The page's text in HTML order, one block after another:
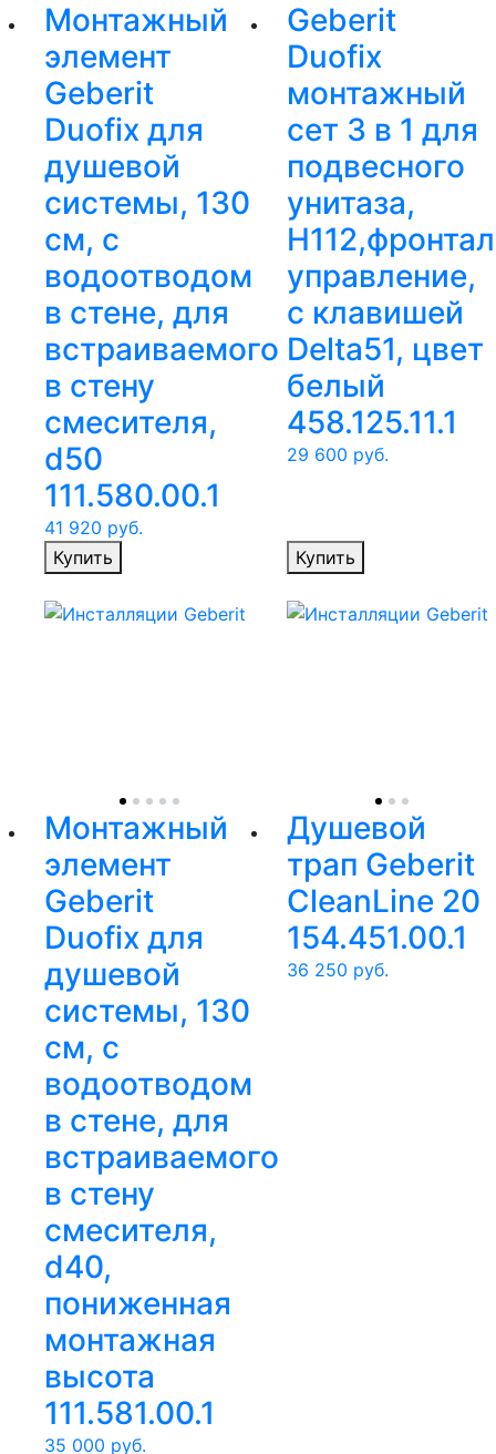
Монтажный
элемент
Geberit
Duofix для
душевой
системы, 130
см, с
водоотводом
в стене, для
встраиваемого
в стену
смесителя,
d50
111.580.00.1
41 920 руб.
Купить
Geberit
Duofix
монтажный
сет 3 в 1 для
подвесного
унитаза,
управление,
с клавишей
Delta51, цвет
белый
458.125.11.1
29 600 руб.
Купить
Монтажный
элемент
Geberit
Duofix для
душевой
системы, 130
см, с
водоотводом
в стене, для
встраиваемого
в стену
смесителя,
d40,
пониженная
монтажная
высота
111.581.00.1
35 000 руб.
Душевой
трап Geberit
CleanLine 20
154.451.00.1
36 250 руб.